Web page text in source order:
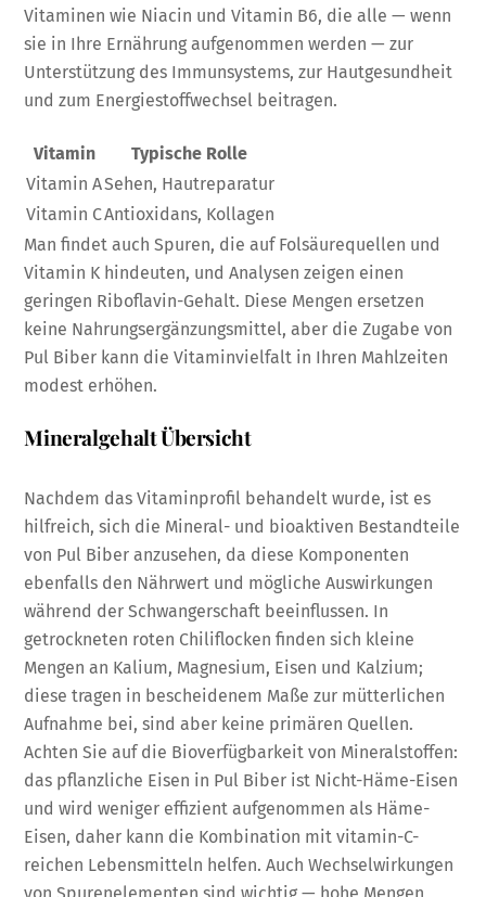
Vitaminen wie Niacin und Vitamin B6, die alle — wenn
sie in Ihre Ernährung aufgenommen werden — zur
Unterstützung des Immunsystems, zur Hautgesundheit
und zum Energiestoffwechsel beitragen.
Vitamin
Typische Rolle
Vitamin ASehen, Hautreparatur
Vitamin CAntioxidans, Kollagen
Man findet auch Spuren, die auf Folsäurequellen und
Vitamin K hindeuten, und Analysen zeigen einen
geringen Riboflavin-Gehalt. Diese Mengen ersetzen
keine Nahrungsergänzungsmittel, aber die Zugabe von
Pul Biber kann die Vitaminvielfalt in Ihren Mahlzeiten
modest erhöhen.
Mineralgehalt Übersicht
Nachdem das Vitaminprofil behandelt wurde, ist es
hilfreich, sich die Mineral- und bioaktiven Bestandteile
von Pul Biber anzusehen, da diese Komponenten
ebenfalls den Nährwert und mögliche Auswirkungen
während der Schwangerschaft beeinflussen. In
getrockneten roten Chiliflocken finden sich kleine
Mengen an Kalium, Magnesium, Eisen und Kalzium;
diese tragen in bescheidenem Maße zur mütterlichen
Aufnahme bei, sind aber keine primären Quellen.
Achten Sie auf die Bioverfügbarkeit von Mineralstoffen:
das pflanzliche Eisen in Pul Biber ist Nicht-Häme-Eisen
und wird weniger effizient aufgenommen als Häme-
Eisen, daher kann die Kombination mit vitamin-C-
reichen Lebensmitteln helfen. Auch Wechselwirkungen